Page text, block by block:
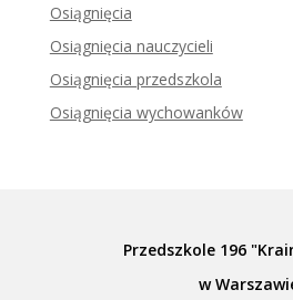
Osiągnięcia
Osiągnięcia nauczycieli
Osiągnięcia przedszkola
Osiągnięcia wychowanków
Przedszkole 196
w